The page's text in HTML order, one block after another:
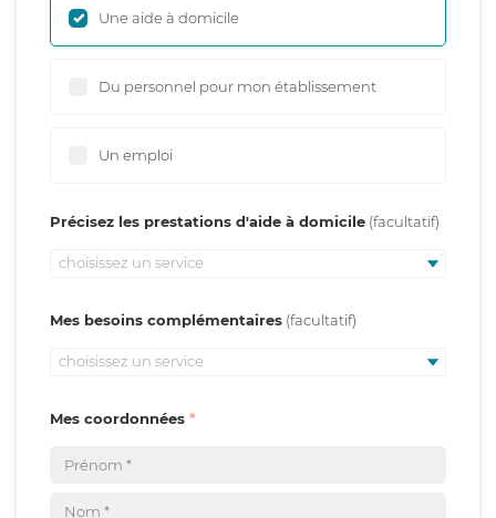
Une aide à domicile
Du personnel pour mon établissement
Un emploi
Précisez les prestations d'aide à domicile
choisissez un service
Mes besoins complémentaires
choisissez un service
Mes coordonnées